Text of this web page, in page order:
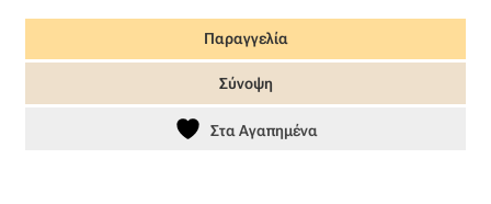
Καραβόπανο
Παραγγελία
Σύνοψη
Στα Αγαπημένα